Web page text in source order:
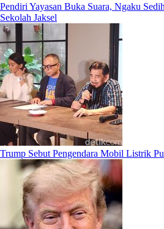
Pendiri Yayasan Buka Suara, Ngaku
Sekolah Jaksel
Trump Sebut Pengendara Mobil Listrik